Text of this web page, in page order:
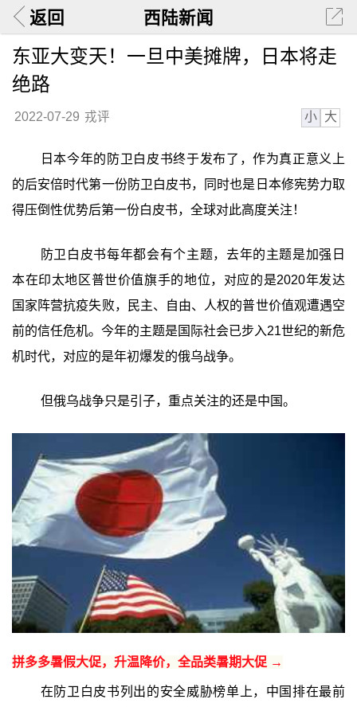
返回 西陆新闻
东亚大变天！一旦中美摊牌，日本将走
绝路
2022-07-29 戎评 小 大
日本今年的防卫白皮书终于发布了，作为真正意义上
的后安倍时代第一份防卫白皮书，同时也是日本修宪势力取
得压倒性优势后第一份白皮书，全球对此高度关注！
防卫白皮书每年都会有个主题，去年的主题是加强日
本在印太地区普世价值旗手的地位，对应的是2020年发达
国家阵营抗疫失败，民主、自由、人权的普世价值观遭遇空
前的信任危机。今年的主题是国际社会已步入21世纪的新危
机时代，对应的是年初爆发的俄乌战争。
但俄乌战争只是引子，重点关注的还是中国。
拼多多暑假大促，升温降价，全品类暑期大促 →
在防卫白皮书列出的安全威胁榜单上，中国排在最前